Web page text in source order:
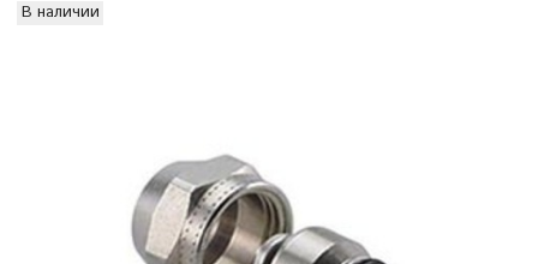
В наличии